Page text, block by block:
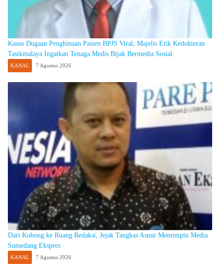
Kasus Dugaan Penghinaan Pasien BPJS Viral, Majelis Etik Kedokteran
Tasikmalaya Ingatkan Tenaga Medis Bijak Bermedia Sosial
KANAL 7 Agustus 2026
Dari Kobong ke Ruang Redaksi, Jejak Tangkas Asnur Memimpin Media
Sumedang Ekspres
KANAL 7 Agustus 2026